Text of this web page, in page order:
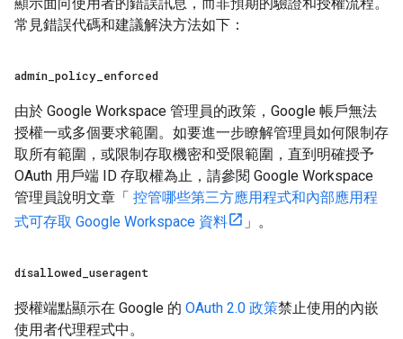
常見錯誤代碼和建議解決方法如下：
admin policy enforced
由於 Google Workspace 管理員的政策，Google 帳戶無法
授權一或多個要求範圍。如要進一步瞭解管理員如何限制存
取所有範圍，或限制存取機密和受限範圍，直到明確授予
OAuth 用戶端 ID 存取權為止，請參閱 Google Workspace
管理員說明文章「 控管哪些第三方應用程式和內部應用程
式可存取 Google Workspace 資料
」。
disallowed useragent
授權端點顯示在 Google 的 OAuth 2.0 政策禁止使用的內嵌
使用者代理程式中。